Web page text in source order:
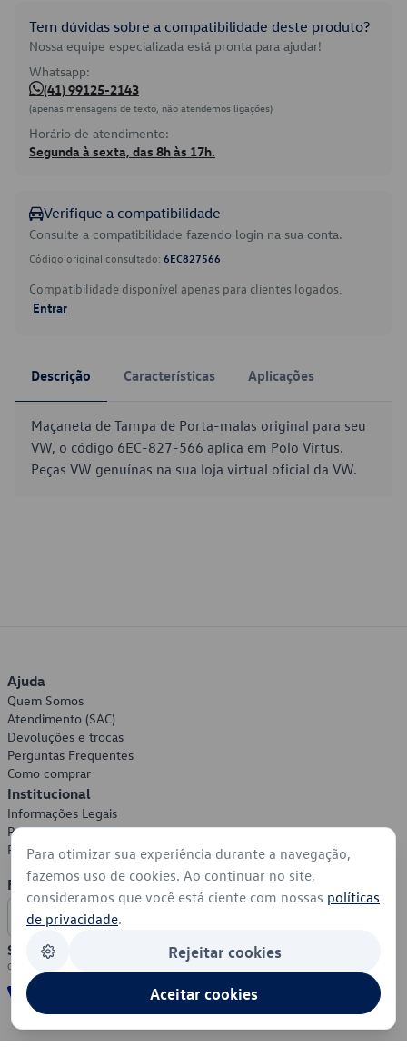
Tem dúvidas sobre a compatibilidade deste produto?
Nossa equipe especializada está pronta para ajudar!
Whatsapp:
(41) 99125-2143
(apenas mensagens de texto, não atendemos ligações)
Horário de atendimento:
Segunda à sexta, das 8h às 17h.
Verifique a compatibilidade
Consulte a compatibilidade fazendo login na sua conta.
Código original consultado: 6EC827566
Compatibilidade disponível apenas para clientes logados.
Entrar
Descrição Características Aplicações
Maçaneta de Tampa de Porta-malas original para seu
VW, o código 6EC-827-566 aplica em Polo Virtus.
Peças VW genuínas na sua loja virtual oficial da VW.
Ajuda
Quem Somos
Atendimento (SAC)
Devoluções e trocas
Perguntas Frequentes
Como comprar
Institucional
Informações Legais
Política de Privacidade
Política de Cookies
Formas de Pagamento
Segurança
Para otimizar sua experiência durante a navegação,
fazemos uso de cookies. Ao continuar no site,
consideramos que você está ciente com nossas políticas
de privacidade.
Rejeitar cookies
Aceitar cookies